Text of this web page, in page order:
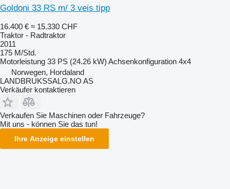
Goldoni 33 RS m/ 3 veis tipp
16.400 € ≈ 15.330 CHF
Traktor - Radtraktor
2011
175 M/Std.
Motorleistung 33 PS (24.26 kW) Achsenkonfiguration 4x4
Norwegen, Hordaland
LANDBRUKSSALG.NO AS
Verkäufer kontaktieren
Verkaufen Sie Maschinen oder Fahrzeuge?
Mit uns - können Sie das tun!
Ihre Anzeige einstellen